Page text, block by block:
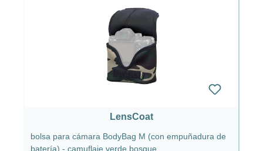
LensCoat
bolsa para cámara BodyBag M (con empuñadura de
batería) - camuflaje verde bosque